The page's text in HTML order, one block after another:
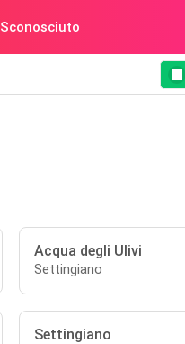
Sconosciuto
Acqua degli Ulivi
Settingiano
Settingiano